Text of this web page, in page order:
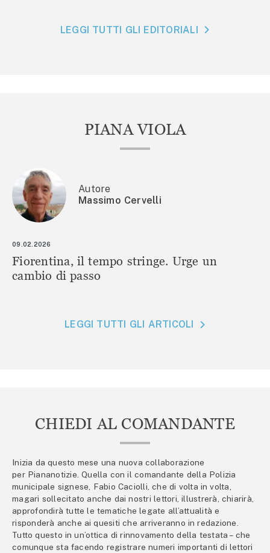
LEGGI TUTTI GLI EDITORIALI
PIANA VIOLA
Autore
Massimo Cervelli
09.02.2026
Fiorentina, il tempo stringe. Urge un
cambio di passo
LEGGI TUTTI GLI ARTICOLI
CHIEDI AL COMANDANTE
Inizia da questo mese una nuova collaborazione
per Piananotizie. Quella con il comandante della Polizia
municipale signese, Fabio Caciolli, che di volta in volta,
magari sollecitato anche dai nostri lettori, illustrerà, chiarirà,
approfondirà tutte le tematiche legate all’attualità e
risponderà anche ai quesiti che arriveranno in redazione.
Tutto questo in un’ottica di rinnovamento della testata – che
comunque sta facendo registrare numeri importanti di lettori